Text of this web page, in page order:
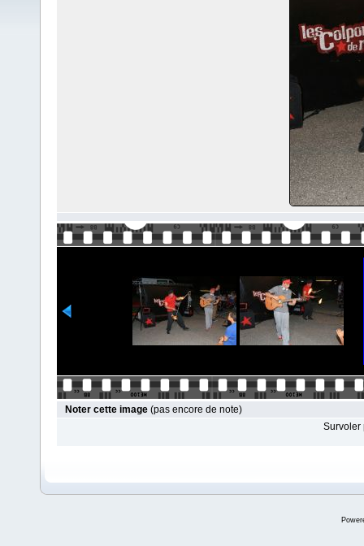
Noter cette image (pas encore de note)
Survoler